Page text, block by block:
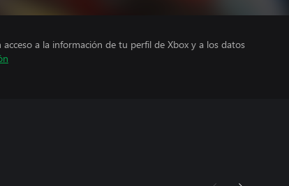
a la información de tu perfil de Xbox y a los datos